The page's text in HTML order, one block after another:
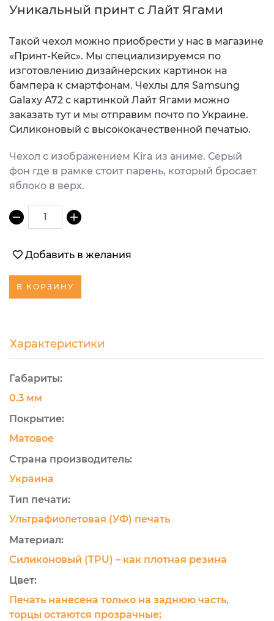
Уникальный принт с Лайт Ягами
Такой чехол можно приобрести у нас в магазине
«Принт-Кейс». Мы специализируемся по
изготовлению дизайнерских картинок на
бампера к смартфонам. Чехлы для Samsung
Galaxy A72 с картинкой Лайт Ягами можно
заказать тут и мы отправим почто по Украине.
Силиконовый с высококачественной печатью.
Чехол с изображением Kira из аниме. Серый
фон где в рамке стоит парень, который бросает
яблоко в верх.
1
Добавить в желания
В КОРЗИНУ
Характеристики
Габариты:
0.3 мм
Покрытие:
Матовое
Страна производитель:
Украина
Тип печати:
Ультрафиолетовая (УФ) печать
Материал:
Силиконовый (TPU) – как плотная резина
Цвет:
Печать нанесена только на заднюю часть,
торцы остаются прозрачные;